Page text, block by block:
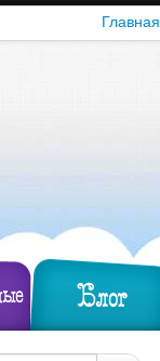
Главная
Блог